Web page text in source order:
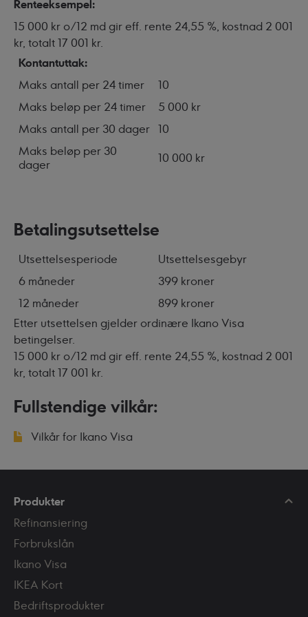
Renteeksempel:
15 000 kr o/12 md gir eff. rente 24,55 %, kostnad 2 001
kr, totalt 17 001 kr.
Kontantuttak:
Maks antall per 24 timer
10
Maks beløp per 24 timer
5 000 kr
Maks antall per 30 dager 10
Maks beløp per 30
dager
10 000 kr
Betalingsutsettelse
Utsettelsesperiode
Utsettelsesgebyr
6 måneder
399 kroner
12 måneder
899 kroner
Etter utsettelsen gjelder ordinære Ikano Visa
betingelser.
15 000 kr o/12 md gir eff. rente 24,55 %, kostnad 2 001
kr, totalt 17 001 kr.
Fullstendige vilkår:
Vilkår for Ikano Visa
Produkter
Refinansiering
Forbrukslån
Ikano Visa
IKEA Kort
Bedriftsprodukter